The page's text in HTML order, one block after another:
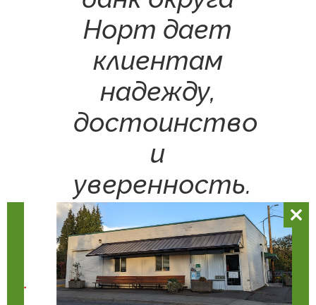
Норт дает
клиентам
надежду,
достоинство
и
уверенность.
Что мы делаем
Узнайте о разнообразных программах,
предлагаемых продовольственным банком North
County Community Food Bank. Мы предлагаем